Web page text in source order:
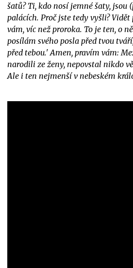
šatů? Ti, kdo nosí jemné šaty, jsou
palácích. Proč jste tedy vyšli?
vám, víc než proroka. To je ten, o
posílám svého posla před tvou
před tebou.' Amen, pravím vám:
narodili ze ženy, nepovstal nikdo
Ale i ten nejmenší v nebeském